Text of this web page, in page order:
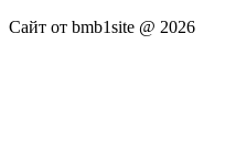
Сайт от bmb1site @ 2026